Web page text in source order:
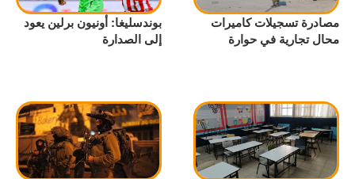
مصادرة تسجيلات كاميرات
محال تجارية في حوارة
بوندسليغا: أونيون برلين يعود
إلى الصدارة